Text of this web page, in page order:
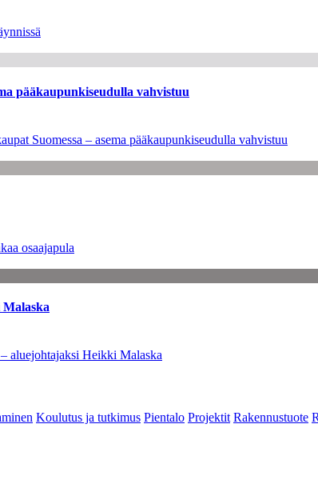
pääkaupunkiseudulla vahvistuu
Suomessa – asema pääkaupunkiseudulla vahvistuu
osaajapula
aluejohtajaksi Heikki Malaska
Koulutus ja tutkimus Pientalo Projektit Rakennustuote